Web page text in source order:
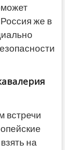
же в
встречи
на